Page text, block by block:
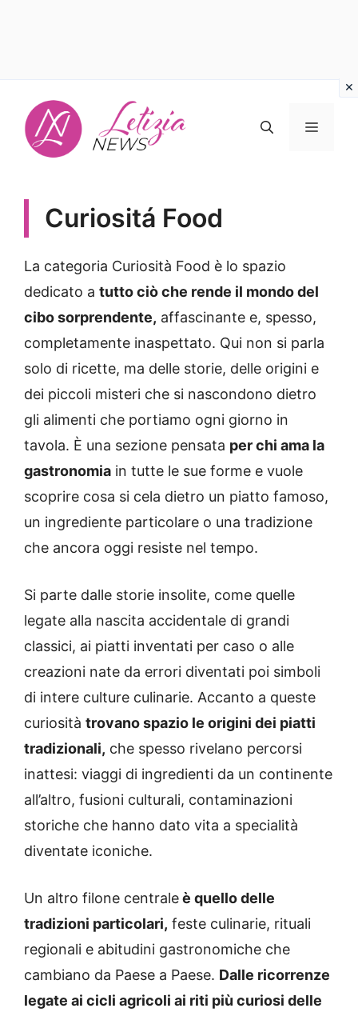
contenuto
MENU
Curiositá Food
La categoria Curiosità Food è lo spazio
dedicato a tutto ciò che rende il mondo del
cibo sorprendente, affascinante e, spesso,
completamente inaspettato. Qui non si parla
solo di ricette, ma delle storie, delle origini e
dei piccoli misteri che si nascondono dietro
gli alimenti che portiamo ogni giorno in
tavola. È una sezione pensata per chi ama la
gastronomia in tutte le sue forme e vuole
scoprire cosa si cela dietro un piatto famoso,
un ingrediente particolare o una tradizione
che ancora oggi resiste nel tempo.
Si parte dalle storie insolite, come quelle
legate alla nascita accidentale di grandi
classici, ai piatti inventati per caso o alle
creazioni nate da errori diventati poi simboli
di intere culture culinarie. Accanto a queste
curiosità trovano spazio le origini dei piatti
tradizionali, che spesso rivelano percorsi
inattesi: viaggi di ingredienti da un continente
all’altro, fusioni culturali, contaminazioni
storiche che hanno dato vita a specialità
diventate iconiche.
Un altro filone centraleè quello delle
tradizioni particolari, feste culinarie, rituali
regionali e abitudini gastronomiche che
cambiano da Paese a Paese. Dalle ricorrenze
legate ai cicli agricoli ai riti più curiosi delle